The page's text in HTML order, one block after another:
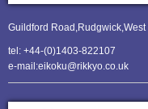
Guildford Road,Rudgwick,West
tel: +44-(0)1403-822107
e-mail:eikoku@rikkyo.co.uk